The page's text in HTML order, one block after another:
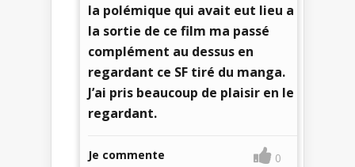
la polémique qui avait eut lieu a
la sortie de ce film ma passé
complément au dessus en
regardant ce SF tiré du manga.
J’ai pris beaucoup de plaisir en le
regardant.
Je commente 0